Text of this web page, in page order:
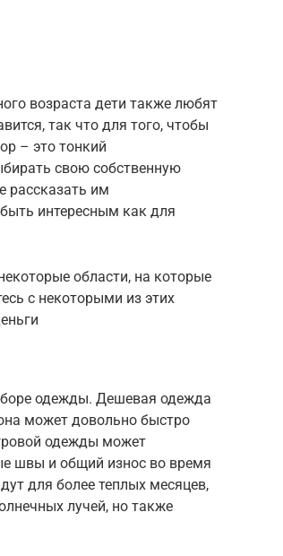
возраста дети также любят
так что для того, чтобы
– это тонкий
свою собственную
рассказать им
интересным как для
области, на которые
с некоторыми из этих
одежды. Дешевая одежда
может довольно быстро
одежды может
швы и общий износ во время
для более теплых месяцев,
лучей, но также